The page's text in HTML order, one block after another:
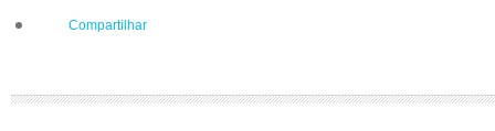
Compartilhar